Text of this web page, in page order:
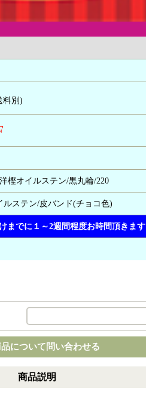
料別)
樫オイルステン/黒丸輪/220
ルステン/皮バンド(チョコ色)
までに１～2週間程度お時間頂きます
品について問い合わせる
商品説明